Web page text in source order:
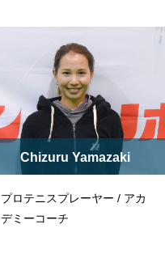
Chizuru Yamazaki
プロテニスプレーヤー / アカ
デミーコーチ